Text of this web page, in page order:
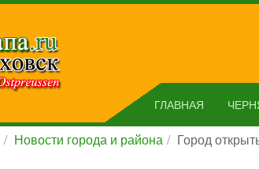
ГЛАВНАЯ
Новости города и района Город